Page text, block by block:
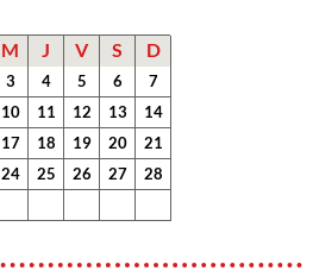
M J V S D
3 4 5 6
7
10 11 12 13
14
17 18 19 20
21
24 25 26 27
28